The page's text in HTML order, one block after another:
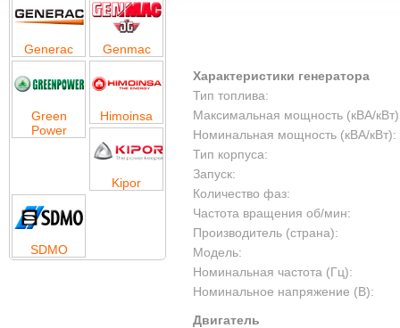
Характеристики генератора
Тип топлива:
Максимальная мощность (кВА/
Номинальная мощность (кВА/кВт):
Тип корпуса:
Запуск:
Количество фаз:
Частота вращения об/мин:
Производитель (страна):
Модель:
Номинальная частота (Гц):
Номинальное напряжение (В):
Двигатель
Generac Genmac
Green
Power
Himoinsa
Kipor
SDMO